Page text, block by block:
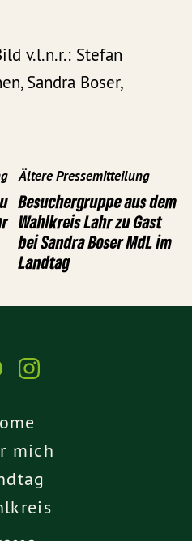
v.l.n.r.: Stefan
Sandra Boser,
Ältere Pressemitteilung
Besuchergruppe aus dem
Wahlkreis Lahr zu Gast
bei Sandra Boser MdL im
Landtag
mich